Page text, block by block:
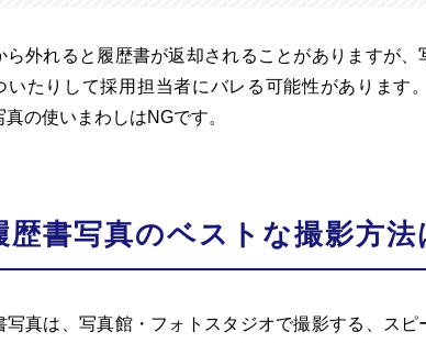
ら外れると履歴書が返却されることがありますが
いたりして採用担当者にバレる可能性があります
真の使いまわしはNGです。
歴書写真のベストな撮影方法
写真は、写真館・フォトスタジオで撮影する、ス